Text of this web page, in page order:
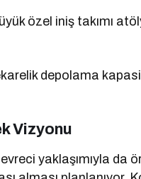
özel iniş takımı
depolama
Vizyonu
yaklaşımıyla da